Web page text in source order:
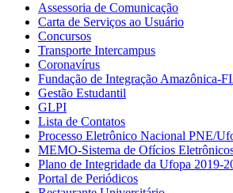
Assessoria de Comunicação
Carta de Serviços ao Usuário
Concursos
Transporte Intercampus
Coronavírus
Fundação de Integração Amazônica-
Gestão Estudantil
GLPI
Lista de Contatos
Processo Eletrônico Nacional PNE/
MEMO-Sistema de Ofícios
Plano de Integridade da Ufopa 2019-
Portal de Periódicos